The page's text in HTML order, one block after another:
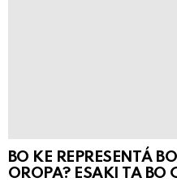
BO KE REPRESENTÁ
OROPA? ESAKI TA BO